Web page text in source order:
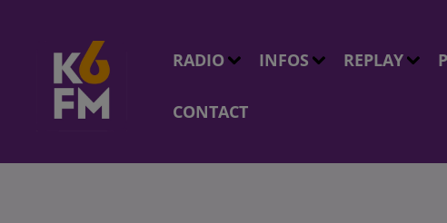
RADIO INFOS REPLAY
CONTACT